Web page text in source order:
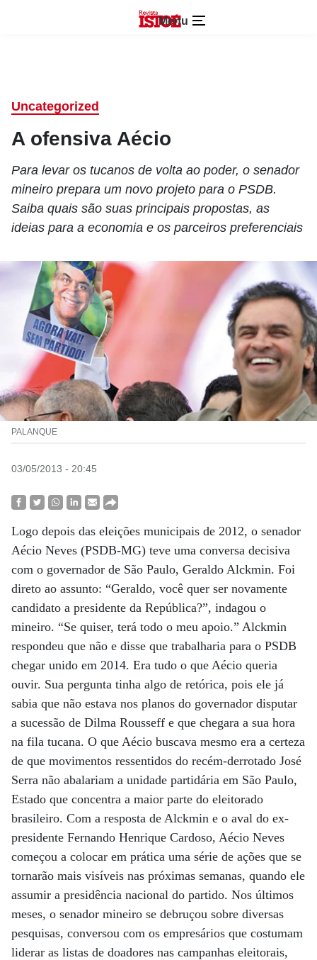
Menu
Uncategorized
A ofensiva Aécio
Para levar os tucanos de volta ao poder, o senador
mineiro prepara um novo projeto para o PSDB.
Saiba quais são suas principais propostas, as
ideias para a economia e os parceiros preferenciais
PALANQUE
03/05/2013 - 20:45
Logo depois das eleições municipais de 2012, o senador
Aécio Neves (PSDB-MG) teve uma conversa decisiva
com o governador de São Paulo, Geraldo Alckmin. Foi
direto ao assunto: “Geraldo, você quer ser novamente
candidato a presidente da República?”, indagou o
mineiro. “Se quiser, terá todo o meu apoio.” Alckmin
respondeu que não e disse que trabalharia para o PSDB
chegar unido em 2014. Era tudo o que Aécio queria
ouvir. Sua pergunta tinha algo de retórica, pois ele já
sabia que não estava nos planos do governador disputar
a sucessão de Dilma Rousseff e que chegara a sua hora
na fila tucana. O que Aécio buscava mesmo era a certeza
de que movimentos ressentidos do recém-derrotado José
Serra não abalariam a unidade partidária em São Paulo,
Estado que concentra a maior parte do eleitorado
brasileiro. Com a resposta de Alckmin e o aval do ex-
presidente Fernando Henrique Cardoso, Aécio Neves
começou a colocar em prática uma série de ações que se
tornarão mais visíveis nas próximas semanas, quando ele
assumir a presidência nacional do partido. Nos últimos
meses, o senador mineiro se debruçou sobre diversas
pesquisas, conversou com os empresários que costumam
liderar as listas de doadores nas campanhas eleitorais,